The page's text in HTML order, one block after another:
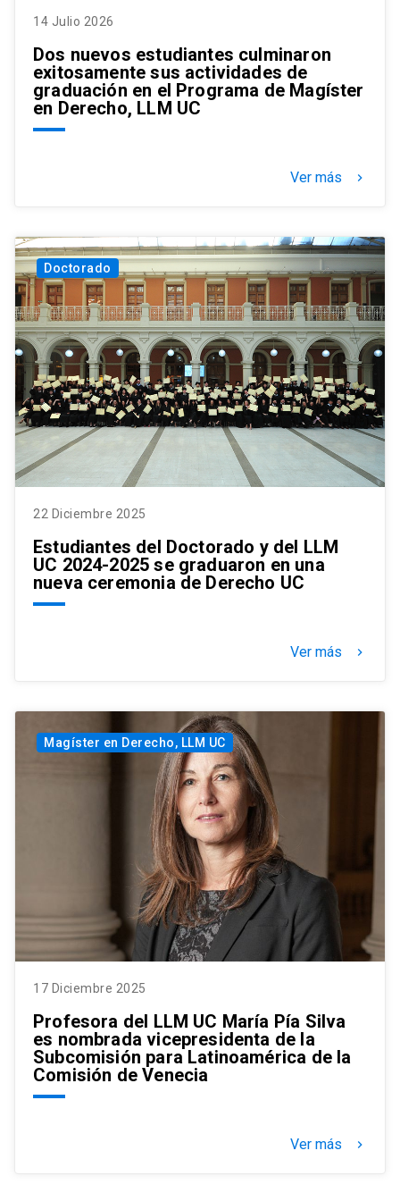
14 Julio 2026
Dos nuevos estudiantes culminaron
exitosamente sus actividades de
graduación en el Programa de Magíster
en Derecho, LLM UC
Ver más keyboard_arrow_right
Doctorado
22 Diciembre 2025
Estudiantes del Doctorado y del LLM
UC 2024-2025 se graduaron en una
nueva ceremonia de Derecho UC
Ver más keyboard_arrow_right
Magíster en Derecho, LLM UC
17 Diciembre 2025
Profesora del LLM UC María Pía Silva
es nombrada vicepresidenta de la
Subcomisión para Latinoamérica de la
Comisión de Venecia
Ver más keyboard_arrow_right